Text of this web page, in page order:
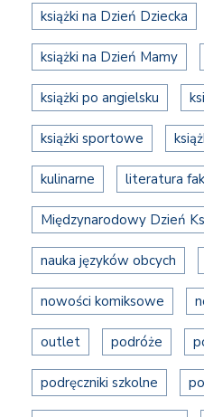
książki na Dzień Dziecka
książki na Dzień Mamy
książki po angielsku
książki sportowe
kulinarne literatura
Międzynarodowy Dzień
nauka języków obcych
nowości komiksowe
outlet podróże
podręczniki szkolne